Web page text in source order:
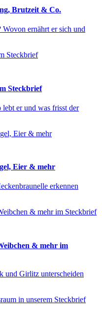
Brutzeit & Co.
ernährt er sich und
Steckbrief
er und was frisst der
Eier & mehr
erkennen
& mehr im
und Girlitz unterscheiden